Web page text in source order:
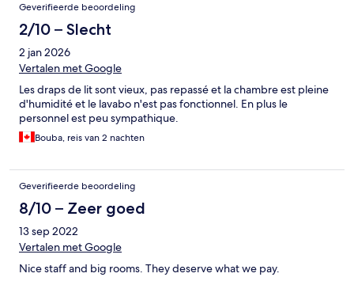
Geverifieerde beoordeling
2/10 – Slecht
2 jan 2026
Vertalen met Google
Les draps de lit sont vieux, pas repassé et la chambre est pleine
d'humidité et le lavabo n'est pas fonctionnel. En plus le
personnel est peu sympathique.
Bouba, reis van 2 nachten
Geverifieerde beoordeling
8/10 – Zeer goed
13 sep 2022
Vertalen met Google
Nice staff and big rooms. They deserve what we pay.